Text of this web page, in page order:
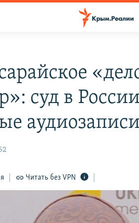
суд в
аудиозаписи
Читать без VPN